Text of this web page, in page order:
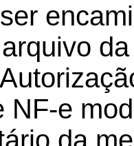
NF-e
da